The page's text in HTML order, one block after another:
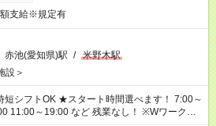
支給※規定有
赤池(愛知県)駅 / 米野木駅
設＞
ト時間選べます！ 7:00～
～19:00 など 残業なし！ ※Wワークの